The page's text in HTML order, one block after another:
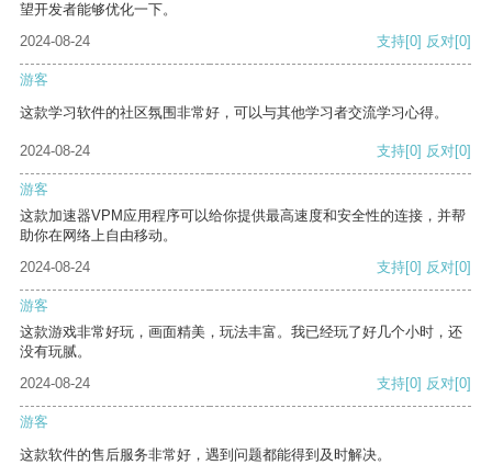
望开发者能够优化一下。
2024-08-24
支持[0] 反对[0]
游客
这款学习软件的社区氛围非常好，可以与其他学习者交流学习心得。
2024-08-24 支持[0] 反对[0]
游客
这款加速器VPM应用程序可以给你提供最高速度和安全性的连接，并帮
助你在网络上自由移动。
2024-08-24
支持[0] 反对[0]
游客
这款游戏非常好玩，画面精美，玩法丰富。我已经玩了好几个小时，还
没有玩腻。
2024-08-24
支持[0] 反对[0]
游客
这款软件的售后服务非常好，遇到问题都能得到及时解决。